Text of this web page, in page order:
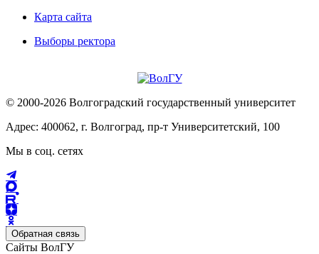
Карта сайта
Выборы ректора
© 2000-2026 Волгоградский государственный университет
Адрес: 400062, г. Волгоград, пр-т Университетский, 100
Мы в соц. сетях
Обратная связь
Сайты ВолГУ